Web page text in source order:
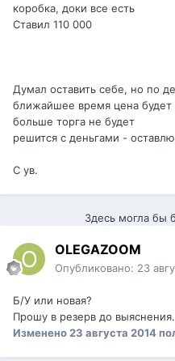
коробка, доки все есть
Ставил 110 000
Думал оставить себе, но по
ближайшее время цена будет
больше торга не будет
решится с деньгами -
С ув.
Здесь могла бы
OLEGAZOOM
Опубликовано: 23
Б/У или новая?
Прошу в резерв до выяснения.
Изменено23 августа 2014